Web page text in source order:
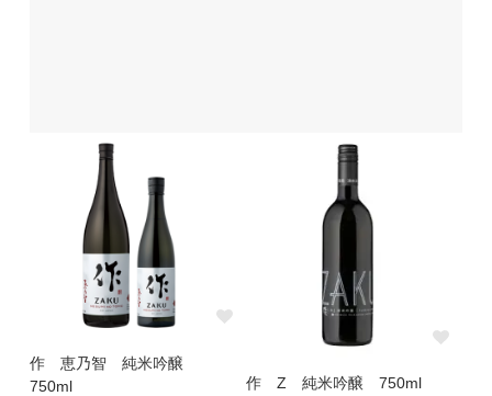
作 恵乃智 純米吟醸
750ml
作 Z 純米吟醸 750ml